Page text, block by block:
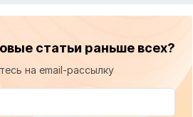
статьи раньше всех?
на email-рассылку